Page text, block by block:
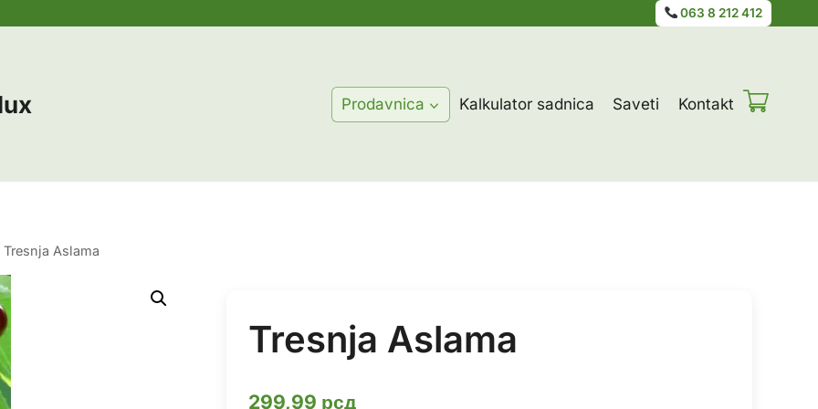
063 8 212 412
Prodavnica Kalkulator sadnica Saveti Kontakt
Tresnja Aslama
Tresnja Aslama
299,99 рсд